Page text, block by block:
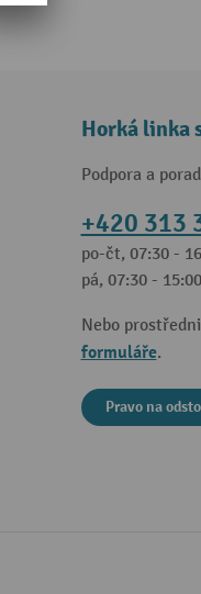
Horká linka
Podpora a
+420 313
po-čt, 07:30 -
pá, 07:30 - 15:00
Nebo
formuláře.
Pravo na